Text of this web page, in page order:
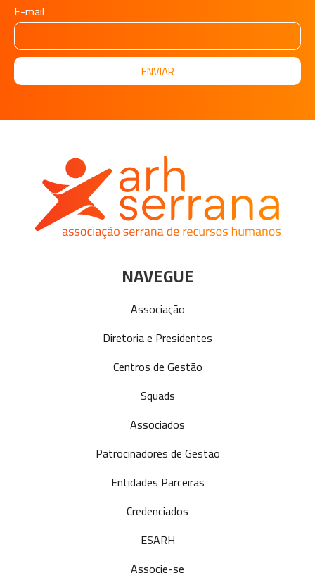
E-mail
ENVIAR
NAVEGUE
Associação
Diretoria e Presidentes
Centros de Gestão
Squads
Associados
Patrocinadores de Gestão
Entidades Parceiras
Credenciados
ESARH
Associe-se